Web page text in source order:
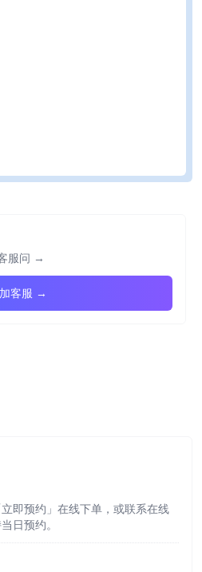
服问 →
加客服 →
即预约」在线下单，或联系在线
日预约。